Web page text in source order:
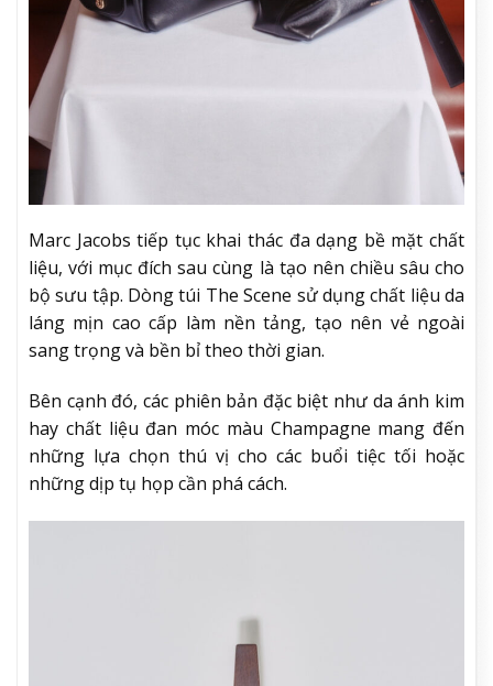
Marc Jacobs tiếp tục khai thác đa dạng bề mặt chất
liệu, với mục đích sau cùng là tạo nên chiều sâu cho
bộ sưu tập. Dòng túi The Scene sử dụng chất liệu da
láng mịn cao cấp làm nền tảng, tạo nên vẻ ngoài
sang trọng và bền bỉ theo thời gian.
Bên cạnh đó, các phiên bản đặc biệt như da ánh kim
hay chất liệu đan móc màu Champagne mang đến
những lựa chọn thú vị cho các buổi tiệc tối hoặc
những dịp tụ họp cần phá cách.